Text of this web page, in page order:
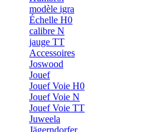
modèle igra
Échelle H0
calibre N
jauge TT
Accessoires
Joswood
Jouef
Jouef Voie H0
Jouef Voie N
Jouef Voie TT
Juweela
Jägerndorfer